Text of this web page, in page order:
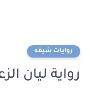
روايات شيقه
رواية ليان